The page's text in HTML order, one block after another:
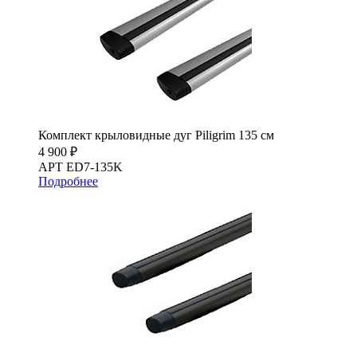
Комплект крыловидные дуг Piligrim 135 см
4 900 ₽
АРТ ED7-135K
Подробнее